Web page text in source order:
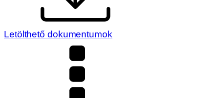
Letölthető dokumentumok